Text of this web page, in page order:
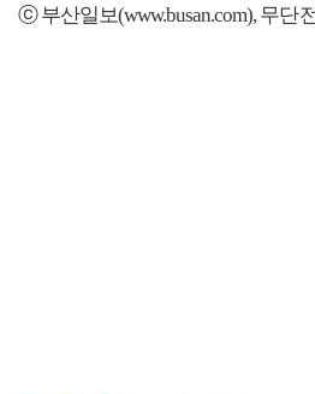
ⓒ 부산일보(www.busan.com), 무단